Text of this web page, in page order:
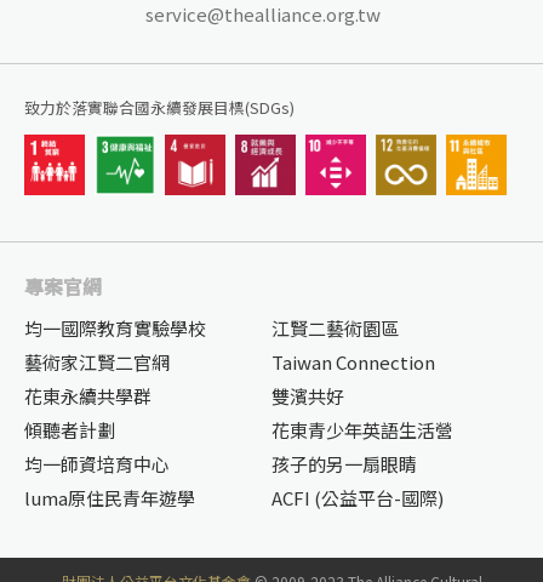
service@thealliance.org.tw
致力於落實聯合國永續發展目標(SDGs)
專案官網
均一國際教育實驗學校
江賢二藝術園區
藝術家江賢二官網
Taiwan Connection
花東永續共學群
雙濱共好
傾聽者計劃
花東青少年英語生活營
均一師資培育中心
孩子的另一扇眼睛
luma原住民青年遊學
ACFI (公益平台-國際)